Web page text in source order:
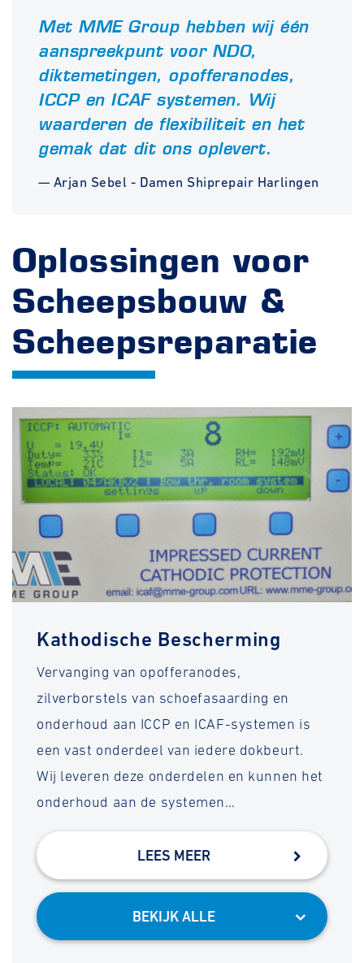
Met MME Group hebben wij één
aanspreekpunt voor NDO,
diktemetingen, opofferanodes,
ICCP en ICAF systemen. Wij
waarderen de flexibiliteit en het
gemak dat dit ons oplevert.
— Arjan Sebel - Damen Shiprepair Harlingen
Oplossingen voor
Scheepsbouw &
Scheepsreparatie
Kathodische Bescherming
Vervanging van opofferanodes,
zilverborstels van schoefasaarding en
onderhoud aan ICCP en ICAF-systemen is
een vast onderdeel van iedere dokbeurt.
Wij leveren deze onderdelen en kunnen het
onderhoud aan de systemen…
BEKIJK ALLE
LEES MEER